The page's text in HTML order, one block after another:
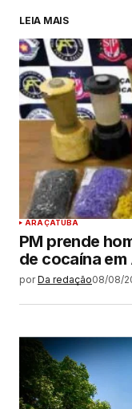
LEIA MAIS
ARAÇATUBA
PM prende
de cocaína
por Da redação08/08/